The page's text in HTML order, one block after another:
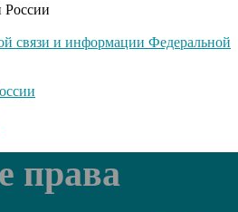
связи и информации Федеральной
права